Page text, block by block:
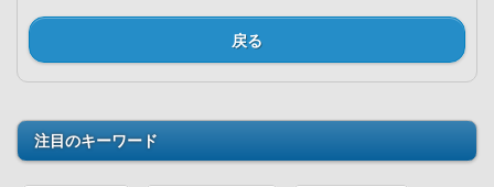
戻る
注目のキーワード